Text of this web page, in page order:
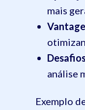
mais
análise
Exemplo